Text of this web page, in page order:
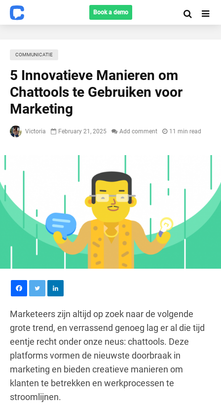
Book a demo
COMMUNICATIE
5 Innovatieve Manieren om
Chattools te Gebruiken voor
Marketing
Victoria February 21, 2025 Add comment 11 min read
Marketeers zijn altijd op zoek naar de volgende
grote trend, en verrassend genoeg lag er al die tijd
eentje recht onder onze neus: chattools. Deze
platforms vormen de nieuwste doorbraak in
marketing en bieden creatieve manieren om
klanten te betrekken en werkprocessen te
stroomlijnen.